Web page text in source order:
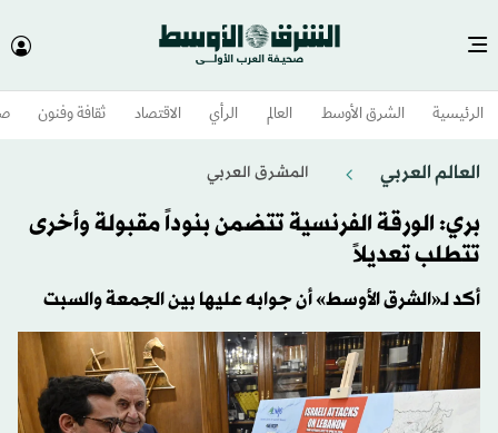
الرئيسية الشرق الأوسط​ العالم الرأي الاقتصاد ثقافة وفنون
العالم العربي المشرق العربي
بري: الورقة الفرنسية تتضمن بنوداً مقبولة وأخرى
تتطلب تعديلاً
أكد لـ«الشرق الأوسط» أن جوابه عليها بين الجمعة والسبت